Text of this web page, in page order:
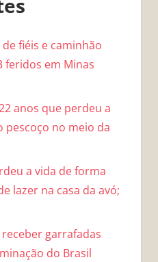
fiéis e caminhão
feridos em Minas
anos que perdeu a
pescoço no meio da
a vida de forma
lazer na casa da avó;
garrafadas
do Brasil